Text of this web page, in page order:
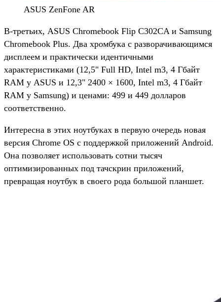
ASUS ZenFone AR
В-третьих, ASUS Chromebook Flip C302CA и Samsung
Chromebook Plus. Два хромбука с разворачивающимся
дисплеем и практически идентичными
характеристиками (12,5" Full HD, Intel m3, 4 Гбайт
RAM у ASUS и 12,3" 2400 × 1600, Intel m3, 4 Гбайт
RAM у Samsung) и ценами: 499 и 449 долларов
соответственно.
Интересна в этих ноутбуках в первую очередь новая
версия Chrome OS с поддержкой приложений Android.
Она позволяет использовать сотни тысяч
оптимизированных под тачскрин приложений,
превращая ноутбук в своего рода большой планшет.